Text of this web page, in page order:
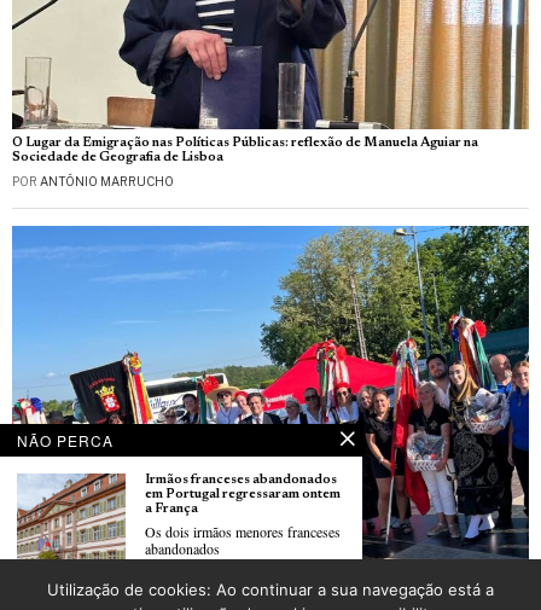
O Lugar da Emigração nas Políticas Públicas: reflexão de Manuela Aguiar na
Sociedade de Geografia de Lisboa
POR ANTÓNIO MARRUCHO
Festival de folclore português em Oberhausbergen organizado pela Associação
folclórica portuguesa “Saudades de Portugal” de Strasbourg
NÃO PERCA
Irmãos franceses abandonados
em Portugal regressaram ontem
a França
Os dois irmãos menores franceses
abandonados
Utilização de cookies: Ao continuar a sua navegação está a